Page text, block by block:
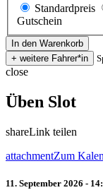
Standardpreis
Gutschein
close
Üben Slot
shareLink teilen
attachmentZum
11. September 2026 -